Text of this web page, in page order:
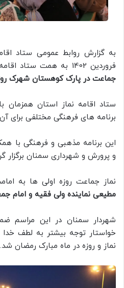
فروردین 1402 به همت ستاد اقامه نماز،
جماعت در پارک کوهستان شهرک
ستاد اقامه نماز استان همزمان
برنامه های فرهنگی مختلفی برای آن
این برنامه مذهبی و فرهنگی با
و پرورش و شهرداری سمنان برگزار
نماز جماعت روزه اولی ها به
مطیعی نماینده ولی فقیه و امام
شهردار سمنان در این مراسم
خواستار توجه بیشتر به لطف خدا
نماز و روزه در ماه مبارک رمضان شد.